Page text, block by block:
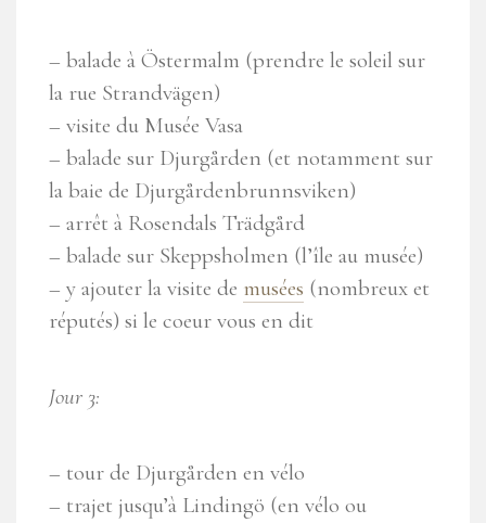
– balade à Östermalm (prendre le soleil sur
la rue Strandvägen)
– visite du Musée Vasa
– balade sur Djurgården (et notamment sur
la baie de Djurgårdenbrunnsviken)
– arrêt à Rosendals Trädgård
– balade sur Skeppsholmen (l’île au musée)
– y ajouter la visite de musées (nombreux et
réputés) si le coeur vous en dit
Jour 3:
– tour de Djurgården en vélo
– trajet jusqu’à Lindingö (en vélo ou